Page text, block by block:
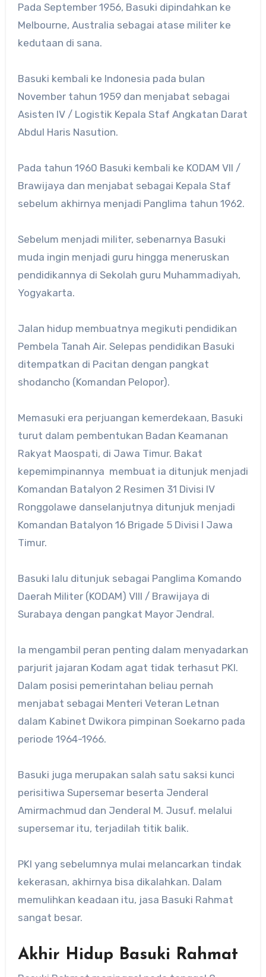
Pada September 1956, Basuki dipindahkan ke
Melbourne, Australia sebagai atase militer ke
kedutaan di sana.
Basuki kembali ke Indonesia pada bulan
November tahun 1959 dan menjabat sebagai
Asisten IV / Logistik Kepala Staf Angkatan Darat
Abdul Haris Nasution.
Pada tahun 1960 Basuki kembali ke KODAM VII /
Brawijaya dan menjabat sebagai Kepala Staf
sebelum akhirnya menjadi Panglima tahun 1962.
Sebelum menjadi militer, sebenarnya Basuki
muda ingin menjadi guru hingga meneruskan
pendidikannya di Sekolah guru Muhammadiyah,
Yogyakarta.
Jalan hidup membuatnya megikuti pendidikan
Pembela Tanah Air. Selepas pendidikan Basuki
ditempatkan di Pacitan dengan pangkat
shodancho (Komandan Pelopor).
Memasuki era perjuangan kemerdekaan, Basuki
turut dalam pembentukan Badan Keamanan
Rakyat Maospati, di Jawa Timur. Bakat
kepemimpinannya membuat ia ditunjuk menjadi
Komandan Batalyon 2 Resimen 31 Divisi IV
Ronggolawe danselanjutnya ditunjuk menjadi
Komandan Batalyon 16 Brigade 5 Divisi I Jawa
Timur.
Basuki lalu ditunjuk sebagai Panglima Komando
Daerah Militer (KODAM) VIII / Brawijaya di
Surabaya dengan pangkat Mayor Jendral.
Ia mengambil peran penting dalam menyadarkan
parjurit jajaran Kodam agat tidak terhasut PKI.
Dalam posisi pemerintahan beliau pernah
menjabat sebagai Menteri Veteran Letnan
dalam Kabinet Dwikora pimpinan Soekarno pada
periode 1964-1966.
Basuki juga merupakan salah satu saksi kunci
perisitiwa Supersemar beserta Jenderal
Amirmachmud dan Jenderal M. Jusuf. melalui
supersemar itu, terjadilah titik balik.
PKI yang sebelumnya mulai melancarkan tindak
kekerasan, akhirnya bisa dikalahkan. Dalam
memulihkan keadaan itu, jasa Basuki Rahmat
sangat besar.
Akhir Hidup Basuki Rahmat